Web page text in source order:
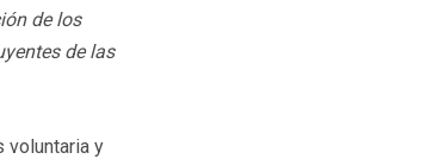
de los
de las
voluntaria y